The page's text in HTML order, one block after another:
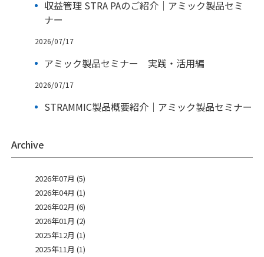
収益管理 STRA PAのご紹介｜アミック製品セミ
ナー
2026/07/17
アミック製品セミナー 実践・活用編
2026/07/17
STRAMMIC製品概要紹介｜アミック製品セミナー
Archive
2026年07月 (5)
2026年04月 (1)
2026年02月 (6)
2026年01月 (2)
2025年12月 (1)
2025年11月 (1)